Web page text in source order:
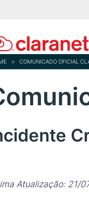
> COMUNICADO OFICIAL
Atualização: 21/